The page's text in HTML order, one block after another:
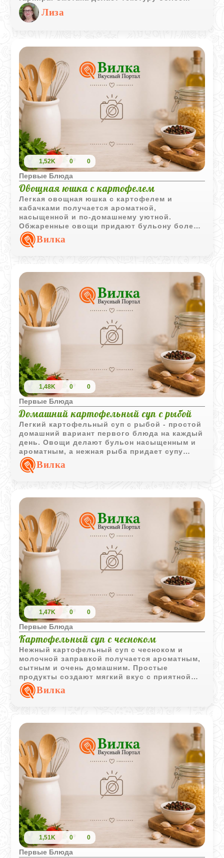
воздушной, а золотистая корочка добавляет
аппетитности.
Лиза
1,52K 0 0
Первые Блюда
Овощная юшка с картофелем
Легкая овощная юшка с картофелем и
кабачками получается ароматной,
насыщенной и по-домашнему уютной.
Обжаренные овощи придают бульону более
глубокий вкус, а сметана делает подачу
особенно нежной. Такой суп отлично
Вилка
1,48K 0 0
Первые Блюда
Домашний картофельный суп с рыбой
Легкий картофельный суп с рыбой - простой
домашний вариант первого блюда на каждый
день. Овощи делают бульон насыщенным и
ароматным, а нежная рыба придает супу
мягкий вкус и питательность. Такой суп
особенно хорош в горячем виде со свежей
Вилка
1,47K 0 0
Первые Блюда
Картофельный суп с чесноком
Нежный картофельный суп с чесноком и
молочной заправкой получается ароматным,
сытным и очень домашним. Простые
продукты создают мягкий вкус с приятной
чесночной ноткой и легкой сливочной
текстурой.
Вилка
1,51K 0 0
Первые Блюда